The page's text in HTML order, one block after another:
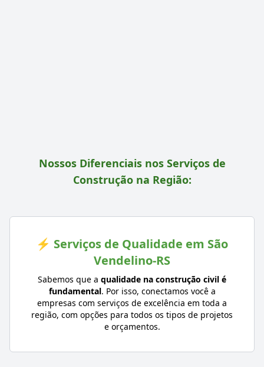
Nossos Diferenciais nos Serviços de
Construção na Região:
⚡ Serviços de Qualidade em São
Vendelino-RS
Sabemos que a qualidade na construção civil é
fundamental. Por isso, conectamos você a
empresas com serviços de excelência em toda a
região, com opções para todos os tipos de projetos
e orçamentos.